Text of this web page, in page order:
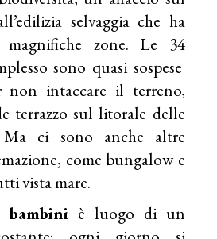
selvaggia che ha
magnifiche zone. Le 34
sono quasi sospese
non intaccare il terreno,
terrazzo sul litorale delle
Ma ci sono anche altre
come bungalow e
vista mare.
è luogo di un